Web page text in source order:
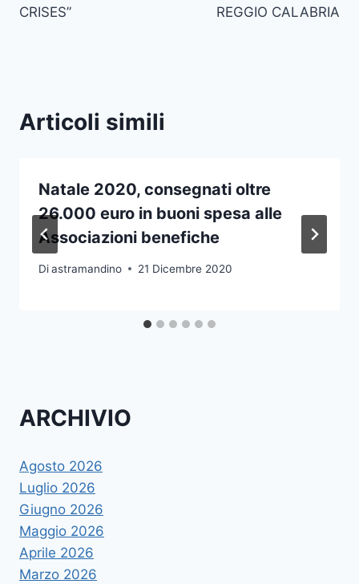
CRISES”
REGGIO CALABRIA
Articoli simili
Natale 2020, consegnati oltre
26.000 euro in buoni spesa alle
Associazioni benefiche
Diastramandino 21 Dicembre 2020
ARCHIVIO
Agosto 2026
Luglio 2026
Giugno 2026
Maggio 2026
Aprile 2026
Marzo 2026